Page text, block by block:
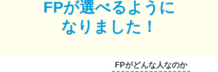
FPが選べるように
なりました！
FPがどんな人なのか